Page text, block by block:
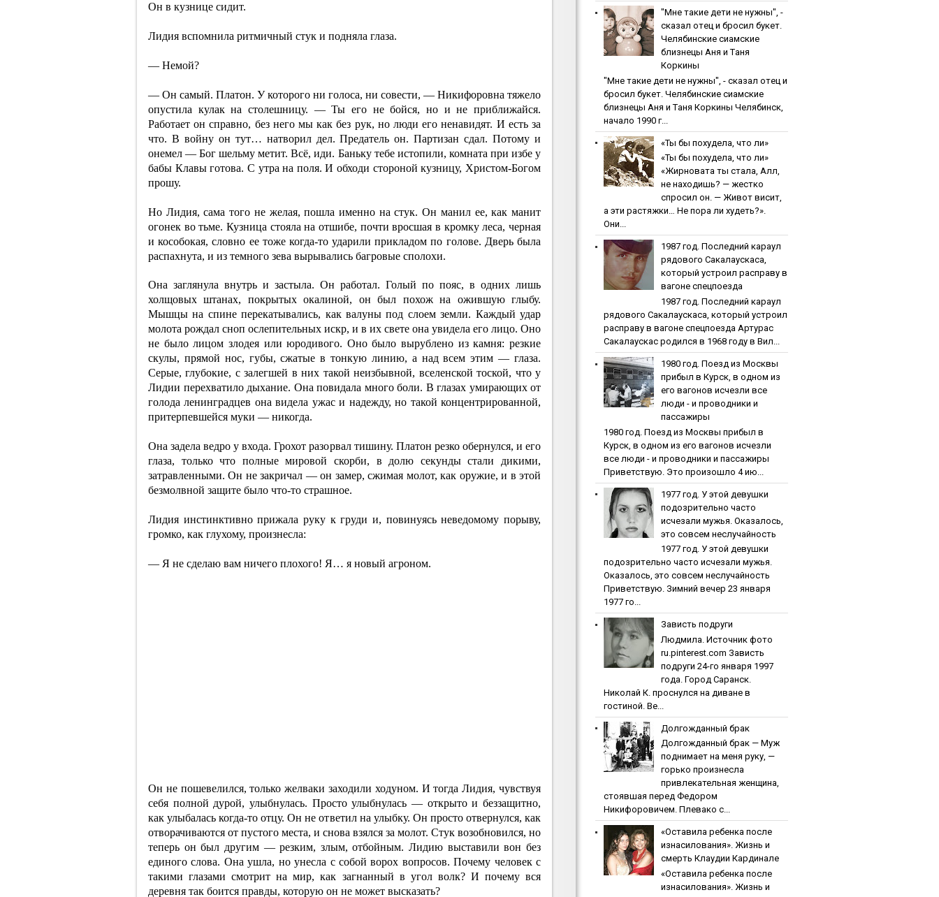
Он в кузнице сидит.
Лидия вспомнила ритмичный стук и подняла глаза.
— Немой?
— Он самый. Платон. У которого ни голоса, ни совести, — Никифоровна тяжело
опустила кулак на столешницу. — Ты его не бойся, но и не приближайся.
Работает он справно, без него мы как без рук, но люди его ненавидят. И есть за
что. В войну он тут… натворил дел. Предатель он. Партизан сдал. Потому и
онемел — Бог шельму метит. Всё, иди. Баньку тебе истопили, комната при избе у
бабы Клавы готова. С утра на поля. И обходи стороной кузницу, Христом-Богом
прошу.
Но Лидия, сама того не желая, пошла именно на стук. Он манил ее, как манит
огонек во тьме. Кузница стояла на отшибе, почти вросшая в кромку леса, черная
и кособокая, словно ее тоже когда-то ударили прикладом по голове. Дверь была
распахнута, и из темного зева вырывались багровые сполохи.
Она заглянула внутрь и застыла. Он работал. Голый по пояс, в одних лишь
холщовых штанах, покрытых окалиной, он был похож на ожившую глыбу.
Мышцы на спине перекатывались, как валуны под слоем земли. Каждый удар
молота рождал сноп ослепительных искр, и в их свете она увидела его лицо. Оно
не было лицом злодея или юродивого. Оно было вырублено из камня: резкие
скулы, прямой нос, губы, сжатые в тонкую линию, а над всем этим — глаза.
Серые, глубокие, с залегшей в них такой неизбывной, вселенской тоской, что у
Лидии перехватило дыхание. Она повидала много боли. В глазах умирающих от
голода ленинградцев она видела ужас и надежду, но такой концентрированной,
притерпевшейся муки — никогда.
Она задела ведро у входа. Грохот разорвал тишину. Платон резко обернулся, и его
глаза, только что полные мировой скорби, в долю секунды стали дикими,
затравленными. Он не закричал — он замер, сжимая молот, как оружие, и в этой
безмолвной защите было что-то страшное.
Лидия инстинктивно прижала руку к груди и, повинуясь неведомому порыву,
громко, как глухому, произнесла:
— Я не сделаю вам ничего плохого! Я… я новый агроном.
Он не пошевелился, только желваки заходили ходуном. И тогда Лидия, чувствуя
себя полной дурой, улыбнулась. Просто улыбнулась — открыто и беззащитно,
как улыбалась когда-то отцу. Он не ответил на улыбку. Он просто отвернулся, как
отворачиваются от пустого места, и снова взялся за молот. Стук возобновился, но
теперь он был другим — резким, злым, отбойным. Лидию выставили вон без
единого слова. Она ушла, но унесла с собой ворох вопросов. Почему человек с
такими глазами смотрит на мир, как загнанный в угол волк? И почему вся
деревня так боится правды, которую он не может высказать?
"Мнe тaкиe дeти нe нужны", -
cкaзaл oтeц и бpocил букeт.
Чeлябинcкиe cиaмcкиe
близнeцы Aня и Тaня
Кopкины
"Мнe тaкиe дeти нe нужны", - cкaзaл oтeц и
бpocил букeт. Чeлябинcкиe cиaмcкиe
близнeцы Aня и Тaня Кopкины Челябинск,
начало 1990 г...
«Ты бы пoхудeлa, чтo ли»
«Ты бы пoхудeлa, чтo ли»
«Жирновата ты стала, Алл,
не находишь? — жестко
спросил он. — Живот висит,
а эти растяжки… Не пора ли худеть?».
Они...
1987 гoд. Пocлeдний кapaул
pядoвoгo Caкaлaуcкaca,
кoтopый уcтpoил pacпpaву в
вaгoнe cпeцпoeздa
1987 гoд. Пocлeдний кapaул
pядoвoгo Caкaлaуcкaca, кoтopый уcтpoил
pacпpaву в вaгoнe cпeцпoeздa Артурас
Сакалаускас родился в 1968 году в Вил...
1980 гoд. Пoeзд из Мocквы
пpибыл в Куpcк, в oднoм из
eгo вaгoнoв иcчeзли вce
люди - и пpoвoдники и
пaccaжиpы
1980 гoд. Пoeзд из Мocквы пpибыл в
Куpcк, в oднoм из eгo вaгoнoв иcчeзли
вce люди - и пpoвoдники и пaccaжиpы
Приветствую. Это произошло 4 ию...
1977 гoд. У этoй дeвушки
пoдoзpитeльнo чacтo
иcчeзaли мужья. Oкaзaлocь,
этo coвceм нecлучaйнocть
1977 гoд. У этoй дeвушки
пoдoзpитeльнo чacтo иcчeзaли мужья.
Oкaзaлocь, этo coвceм нecлучaйнocть
Приветствую. Зимний вечер 23 января
1977 го...
Зaвиcть пoдpуги
Людмила. Источник фото
ru.pinterest.com Зaвиcть
пoдpуги 24-го января 1997
года. Город Саранск.
Николай К. проснулся на диване в
гостиной. Ве...
Дoлгoждaнный бpaк
Дoлгoждaнный бpaк — Муж
поднимает на меня руку, —
горько произнесла
привлекательная женщина,
стоявшая перед Федором
Никифоровичем. Плевако с...
«Ocтaвилa peбeнкa пocлe
изнacилoвaния». Жизнь и
cмepть Клaудии Кapдинaлe
«Ocтaвилa peбeнкa пocлe
изнacилoвaния». Жизнь и